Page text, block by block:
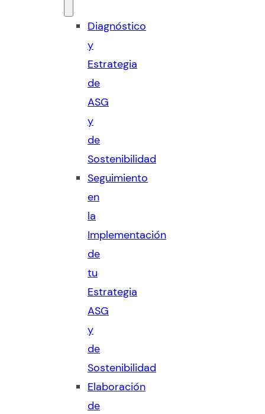
Diagnóstico
y
Estrategia
de
ASG
y
de
Sostenibilidad
Seguimiento
en
la
Implementación
de
tu
Estrategia
ASG
y
de
Sostenibilidad
Elaboración
de